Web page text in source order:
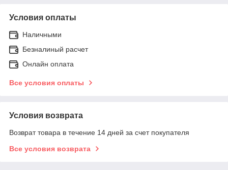
Условия оплаты
Наличными
Безналиный расчет
Онлайн оплата
Все условия оплаты
Условия возврата
Возврат товара в течение 14 дней за счет покупателя
Все условия возврата